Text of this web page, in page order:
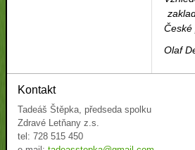
Olaf
Kontakt
Tadeáš Štěpka, předseda spolku
Zdravé Letňany z.s.
tel: 728 515 450